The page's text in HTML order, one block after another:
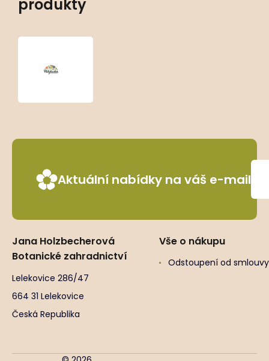
produkty
Aktuální nabídky na váš e-mail
Jana Holzbecherová
Botanické zahradnictví
Lelekovice 286/47
664 31 Lelekovice
Česká Republika
Vše o nákupu
Odstoupení od smlouvy